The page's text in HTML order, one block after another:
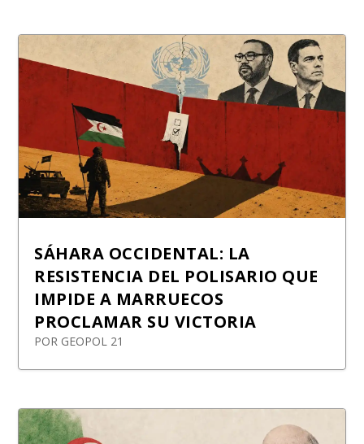
SÁHARA OCCIDENTAL: LA
RESISTENCIA DEL POLISARIO QUE
IMPIDE A MARRUECOS
PROCLAMAR SU VICTORIA
POR GEOPOL 21